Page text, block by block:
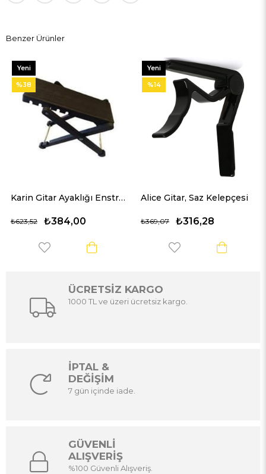
Benzer Ürünler
Karin Gitar Ayaklığı Enstrüman Ayak Sehpası Alice Gitar, Saz Kelepçesi
₺369,07
Gitar Mikrofonu
₺1.341,12
Yeni
Ürün
%6
ÜCRETSİZ KARGO
1000 TL ve üzeri ücretsiz kargo.
İPTAL &
DEĞİŞİM
7 gün içinde iade.
GÜVENLİ
ALIŞVERİŞ
%100 Güvenli Alışveriş.